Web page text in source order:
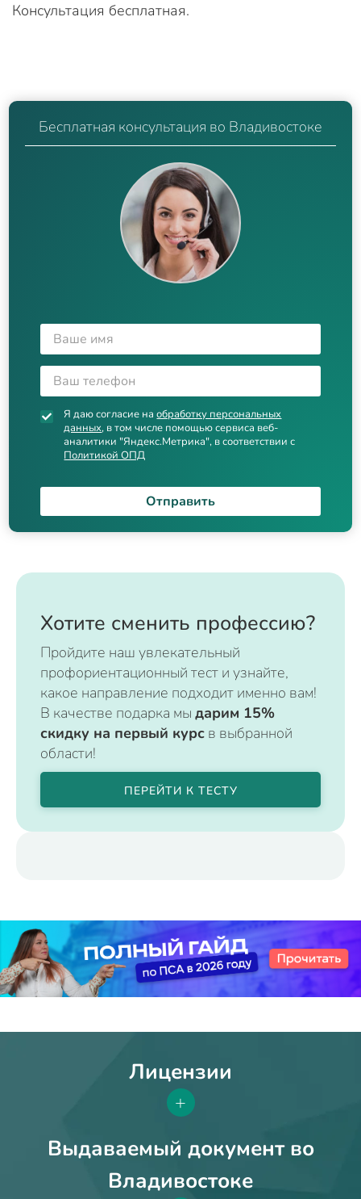
Консультация бесплатная.
Бесплатная консультация во Владивостоке
Я даю согласие наобработку персональных
данных, в том числе помощью сервиса веб-
аналитики "Яндекс.Метрика", в соответствии с
Политикой ОПД
Отправить
Хотите сменить профессию?
Пройдите наш увлекательный
профориентационный тест и узнайте,
какое направление подходит именно вам!
В качестве подарка мы дарим 15%
скидку на первый курс в выбранной
области!
ПЕРЕЙТИ К ТЕСТУ
Лицензии
+
Выдаваемый документ во
Владивостоке